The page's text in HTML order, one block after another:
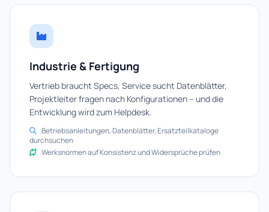
Industrie & Fertigung
Vertrieb braucht Specs, Service sucht Datenblätter,
Projektleiter fragen nach Konfigurationen – und die
Entwicklung wird zum Helpdesk.
Betriebsanleitungen, Datenblätter, Ersatzteilkataloge
durchsuchen
Werksnormen auf Konsistenz und Widersprüche prüfen